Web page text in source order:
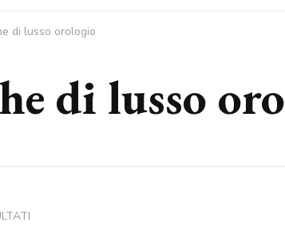
di lusso orologio
di lusso